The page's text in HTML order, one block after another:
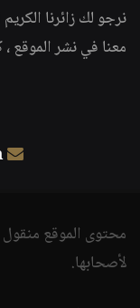
نرجو لك زائرنا
معنا في نشر الموقع
محتوى الموقع
لأصحابها.